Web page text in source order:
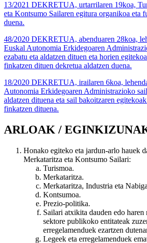
13/2021 DEKRETUA, urtarrilaren 19koa,
eta Kontsumo Sailaren egitura organikoa eta
duena.
48/2020 DEKRETUA, abenduaren 28koa,
Euskal Autonomia Erkidegoaren
ezabatu eta aldatzen dituen eta horien
finkatzen dituen dekretua aldatzen duena.
18/2020 DEKRETUA, irailaren 6koa,
Autonomia Erkidegoaren Administrazioko
aldatzen dituena eta sail bakoitzaren
finkatzen dituena.
ARLOAK /
Honako egiteko eta jardun-arlo hauek
Merkataritza eta Kontsumo Sailari:
Turismoa.
Merkataritza.
Merkataritza, Industria eta
Kontsumoa.
Prezio-politika.
Sailari atxikita dauden edo haren
sektore publikoko entitateak
erregelamenduek ezartzen
Legeek eta erregelamenduek